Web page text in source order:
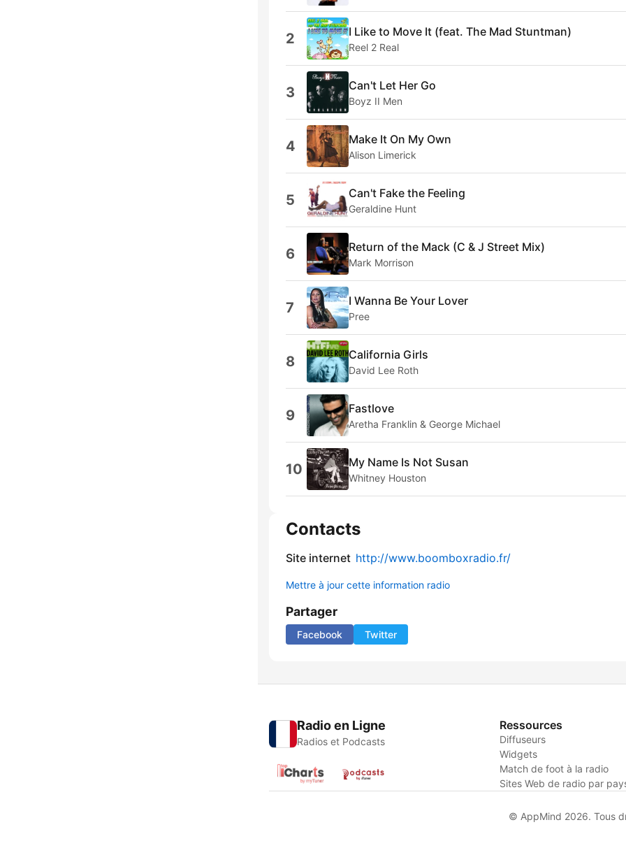
2 I Like to Move It (feat. The Mad Stuntman)
Reel 2 Real
3 Can't Let Her Go
Boyz II Men
4 Make It On My Own
Alison Limerick
5 Can't Fake the Feeling
Geraldine Hunt
6 Return of the Mack (C & J Street Mix)
Mark Morrison
7 I Wanna Be Your Lover
Pree
8 California Girls
David Lee Roth
9 Fastlove
Aretha Franklin & George Michael
10 My Name Is Not Susan
Whitney Houston
Contacts
Site internet http://www.boomboxradio.fr/
Mettre à jour cette information radio
Partager
Facebook Twitter
Radio en Ligne
Radios et Podcasts
Ressources
Diffuseurs
Widgets
Match de foot à la radio
Sites Web de radio par
© AppMind 2026. Tous